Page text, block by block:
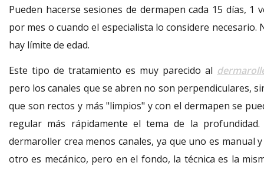
Pueden hacerse sesiones de dermapen cada 15 días, 1
por mes o cuando el especialista lo considere necesario.
hay límite de edad.
Este tipo de tratamiento es muy parecido al
pero los canales que se abren no son perpendiculares,
que son rectos y más "limpios" y con el dermapen se
regular más rápidamente el tema de la profundidad.
dermaroller crea menos canales, ya que uno es manual
otro es mecánico, pero en el fondo, la técnica es la